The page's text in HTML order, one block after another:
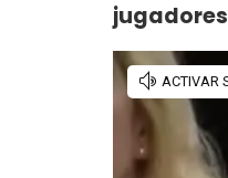
jugadores